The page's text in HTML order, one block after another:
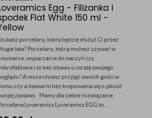
Egg - Filiżanka i
Flat White 150 ml -
porcelany, która będzie służyć Ci przez
lata? Porcelany, którą możesz używać w
wyparzarce do naczyń czy
i to bez obawy o utratę swojego
A może chcesz przyjąć swoich gości w
czy w kawiarni bez krepowania się o jakość
zastawy. Mamy dla ciebie rozwiązanie.
Loveramics Loveramics EGG to...